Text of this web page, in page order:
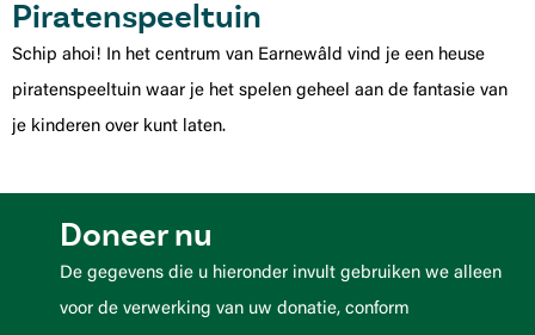
Piratenspeeltuin
Schip ahoi! In het centrum van Earnewâld vind je een heuse
piratenspeeltuin waar je het spelen geheel aan de fantasie van
je kinderen over kunt laten.
Doneer nu
De gegevens die u hieronder invult gebruiken we alleen
voor de verwerking van uw donatie, conform